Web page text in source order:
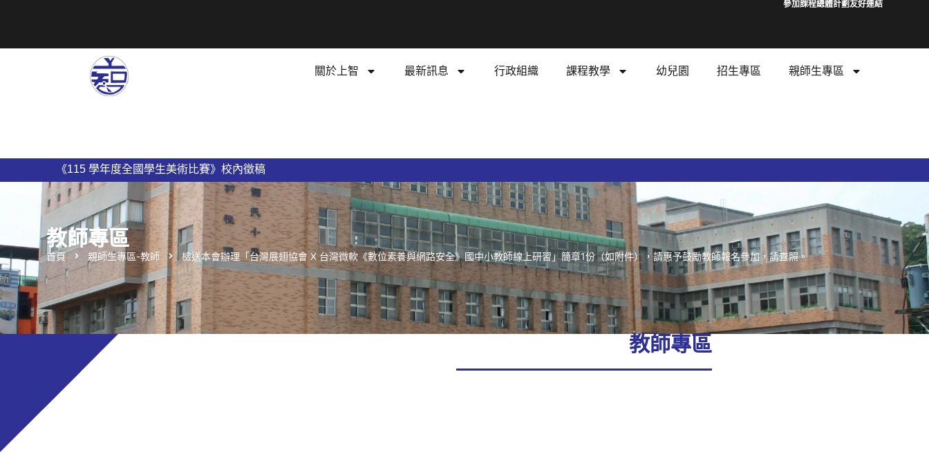
友好連結
參加課程總體計劃
關於上智 最新訊息 行政組織 課程教學 幼兒園 招生專區 親師生專區
1新竹縣私立上智國民小學115學年度導師名單公告
上智國民小學 115學年度編班公告
教師專區
首頁 親師生專區-教師 檢送本會辦理「台灣展翅協會 X 台灣微軟《數位素養與網路安全》國中小教師線上研習」簡章1份（如附件），請惠予鼓勵教師報名參加，請查照。
教師專區